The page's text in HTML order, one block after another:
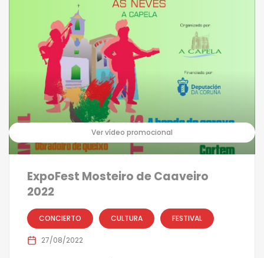
Ver vídeo promocional
ExpoFest Mosteiro de Caaveiro
2022
CONCIERTO CULTURA FESTIVAL
27/08/2022